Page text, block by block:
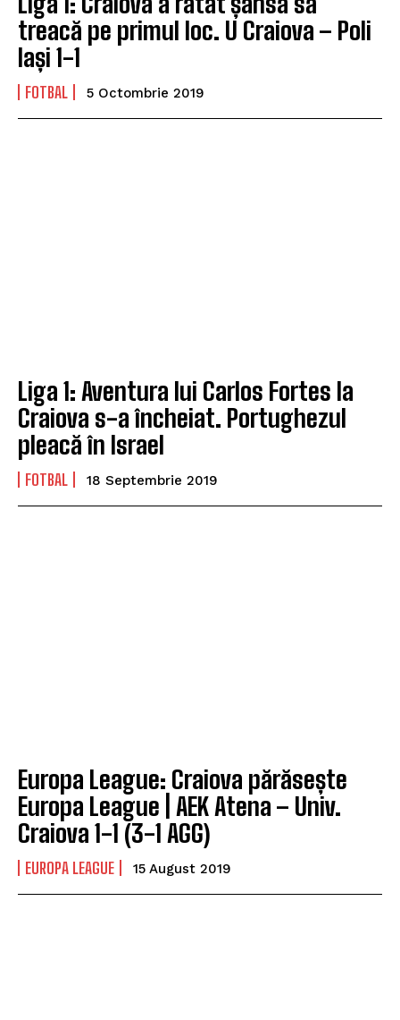
treacă pe primul loc. U Craiova – Poli
Iași 1-1
FOTBAL 5 Octombrie 2019
Liga 1: Aventura lui Carlos Fortes la
Craiova s-a încheiat. Portughezul
pleacă în Israel
FOTBAL 18 Septembrie 2019
Europa League: Craiova părăsește
Europa League | AEK Atena – Univ.
Craiova 1-1 (3-1 AGG)
EUROPA LEAGUE 15 August 2019